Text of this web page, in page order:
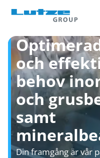
och
behov
och
samt
Din framgång är vår